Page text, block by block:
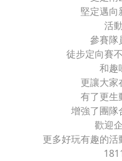
堅定邁向
活
參賽隊
徒步定向賽
和趣
更讓大家
有了更生
增強了團隊
歡迎
更多好玩有趣的